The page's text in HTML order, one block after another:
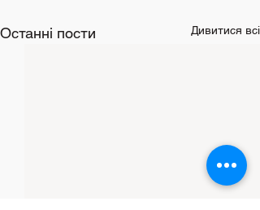
Останні пости Дивитися всі